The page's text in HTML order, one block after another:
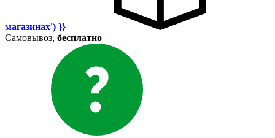
магазинах') }}
Самовывоз, бесплатно